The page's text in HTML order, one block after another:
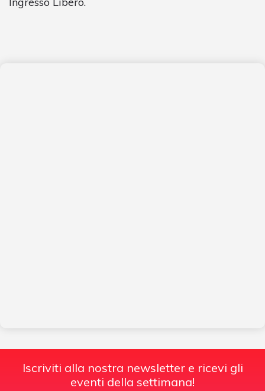
Iscriviti alla nostra newsletter e ricevi gli
eventi della settimana!